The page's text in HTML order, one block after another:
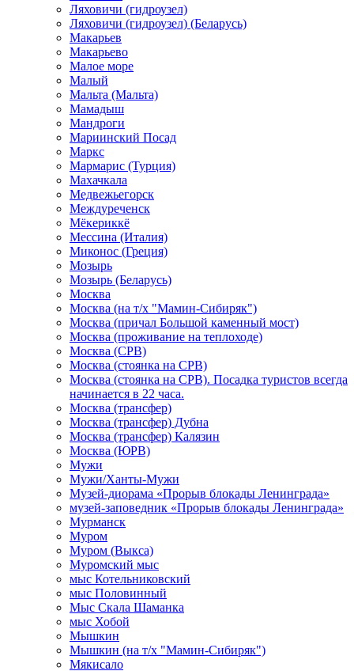
Ляховичи (гидроузел)
Ляховичи (гидроузел) (Беларусь)
Макарьев
Макарьево
Малое море
Малый
Мальта (Мальта)
Мамадыш
Мандроги
Мариинский Посад
Маркс
Мармарис (Турция)
Махачкала
Медвежьегорск
Междуреченск
Мёкериккё
Мессина (Италия)
Миконос (Греция)
Мозырь
Мозырь (Беларусь)
Москва
Москва (на т/х "Мамин-Сибиряк")
Москва (причал Большой каменный мост)
Москва (проживание на теплоходе)
Москва (СРВ)
Москва (стоянка на СРВ)
Москва (стоянка на СРВ). Посадка туристов всегда
начинается в 22 часа.
Москва (трансфер)
Москва (трансфер) Дубна
Москва (трансфер) Калязин
Москва (ЮРВ)
Мужи
Мужи/Ханты-Мужи
Музей-диорама «Прорыв блокады Ленинграда»
музей-заповедник «Прорыв блокады Ленинграда»
Мурманск
Муром
Муром (Выкса)
Муромский мыс
мыс Котельниковский
мыс Половинный
Мыс Скала Шаманка
мыс Хобой
Мышкин
Мышкин (на т/х "Мамин-Сибиряк")
Мякисало